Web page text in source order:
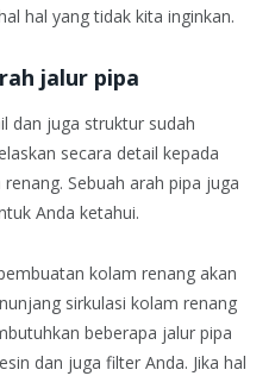
hal yang tidak kita inginkan.
jalur pipa
dan juga struktur sudah
secara detail kepada
Sebuah arah pipa juga
Anda ketahui.
kolam renang akan
sirkulasi kolam renang
beberapa jalur pipa
dan juga filter Anda. Jika hal